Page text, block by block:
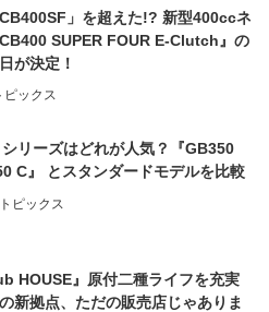
」を超えた!? 新型400ccネ
SUPER FOUR E-Clutch』の
が決定！
ピックス
シリーズはどれが人気？『GB350
C』 とスタンダードモデルを比較
トピックス
HOUSE』原付二種ライフを充実
新拠点、ただの販売店じゃありま